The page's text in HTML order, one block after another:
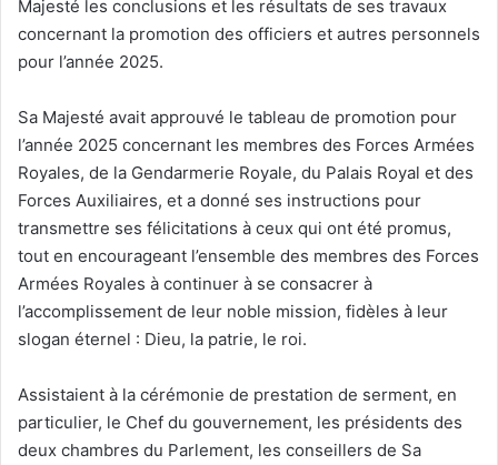
Majesté les conclusions et les résultats de ses travaux
concernant la promotion des officiers et autres personnels
pour l’année 2025.
Sa Majesté avait approuvé le tableau de promotion pour
l’année 2025 concernant les membres des Forces Armées
Royales, de la Gendarmerie Royale, du Palais Royal et des
Forces Auxiliaires, et a donné ses instructions pour
transmettre ses félicitations à ceux qui ont été promus,
tout en encourageant l’ensemble des membres des Forces
Armées Royales à continuer à se consacrer à
l’accomplissement de leur noble mission, fidèles à leur
slogan éternel : Dieu, la patrie, le roi.
Assistaient à la cérémonie de prestation de serment, en
particulier, le Chef du gouvernement, les présidents des
deux chambres du Parlement, les conseillers de Sa